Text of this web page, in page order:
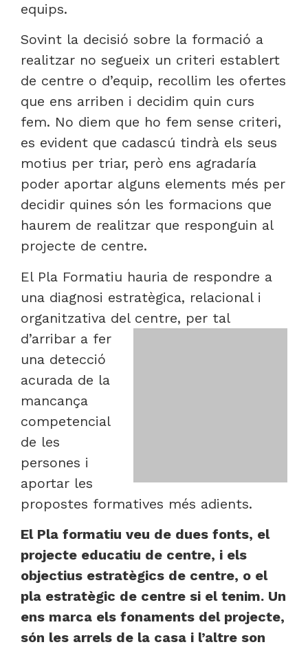
equips.
Sovint la decisió sobre la formació a
realitzar no segueix un criteri establert
de centre o d’equip, recollim les ofertes
que ens arriben i decidim quin curs
fem. No diem que ho fem sense criteri,
es evident que cadascú tindrà els seus
motius per triar, però ens agradaría
poder aportar alguns elements més per
decidir quines són les formacions que
haurem de realitzar que responguin al
projecte de centre.
El Pla Formatiu hauria de respondre a
una diagnosi estratègica, relacional i
organitzativa del centre, per tal
d’arribar a fer
una detecció
acurada de la
mancança
competencial
de les
persones i
aportar les
propostes formatives més adients.
El Pla formatiu veu de dues fonts, el
projecte educatiu de centre, i els
objectius estratègics de centre, o el
pla estratègic de centre si el tenim. Un
ens marca els fonaments del projecte,
són les arrels de la casa i l’altre son